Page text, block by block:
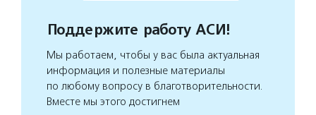
Поддержите работу АСИ!
Мы работаем, чтобы у вас была актуальная
информация и полезные материалы
по любому вопросу в благотворительности.
Вместе мы этого достигнем